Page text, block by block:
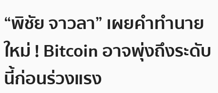
“พิชัย จาวลา” เผยคำทำนาย
ใหม่ ! Bitcoin อาจพุ่งถึงระดับ
นี้ก่อนร่วงแรง